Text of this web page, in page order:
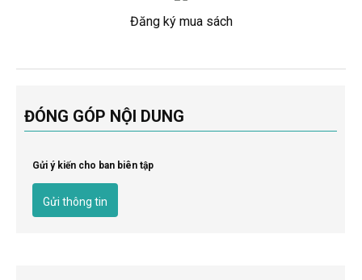
Đăng ký mua sách
ĐÓNG GÓP NỘI DUNG
Gửi ý kiến cho ban biên tập
Gửi thông tin